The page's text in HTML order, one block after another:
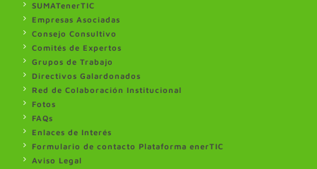
SUMATenerTIC
Empresas Asociadas
Consejo Consultivo
Comités de Expertos
Grupos de Trabajo
Directivos Galardonados
Red de Colaboración Institucional
Fotos
FAQs
Enlaces de Interés
Formulario de contacto Plataforma enerTIC
Aviso Legal